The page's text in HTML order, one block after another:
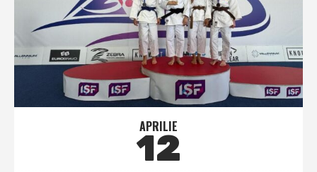
APRILIE
12